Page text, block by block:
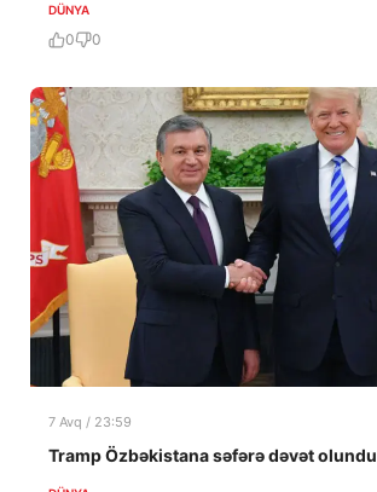
DÜNYA
0 0
7 Avq / 23:59
Tramp Özbəkistana səfərə dəvət olundu